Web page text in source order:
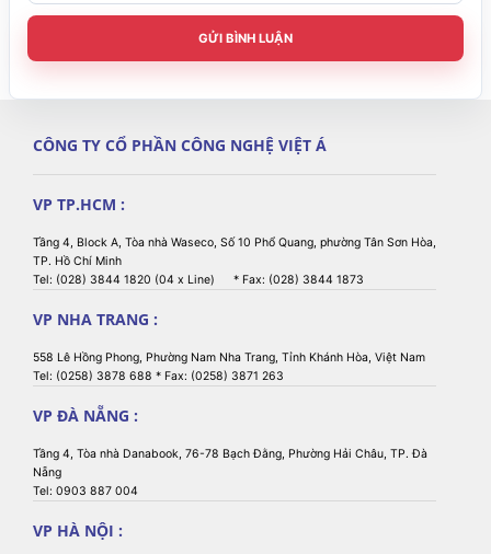
GỬI BÌNH LUẬN
CÔNG TY CỔ PHẦN CÔNG NGHỆ VIỆT Á
VP TP.HCM :
Tầng 4, Block A, Tòa nhà Waseco, Số 10 Phổ Quang, phường Tân Sơn Hòa,
TP. Hồ Chí Minh
Tel: (028) 3844 1820 (04 x Line) * Fax: (028) 3844 1873
VP NHA TRANG :
558 Lê Hồng Phong, Phường Nam Nha Trang, Tỉnh Khánh Hòa, Việt Nam
Tel: (0258) 3878 688 * Fax: (0258) 3871 263
VP ĐÀ NẴNG :
Tầng 4, Tòa nhà Danabook, 76-78 Bạch Đằng, Phường Hải Châu, TP. Đà
Nẵng
Tel: 0903 887 004
VP HÀ NỘI :